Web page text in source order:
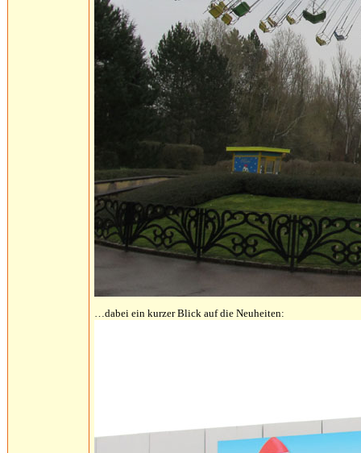
…dabei ein kurzer Blick auf die Neuheiten: